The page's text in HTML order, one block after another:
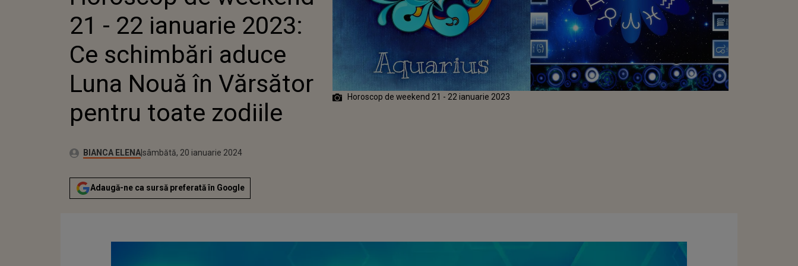
PENTRU TOATE ZODIILE
21 - 22 ianuarie 2023:
Ce schimbări aduce
Luna Nouă în Vărsător
pentru toate zodiile
Autor:BIANCA ELENAPublicat:
vineri, 20 ianuarie 2023
Actualizat:
sâmbătă, 20 ianuarie 2024
Adaugă-ne ca sursă preferată în Google
Horoscop de weekend 21 - 22 ianuarie 2023